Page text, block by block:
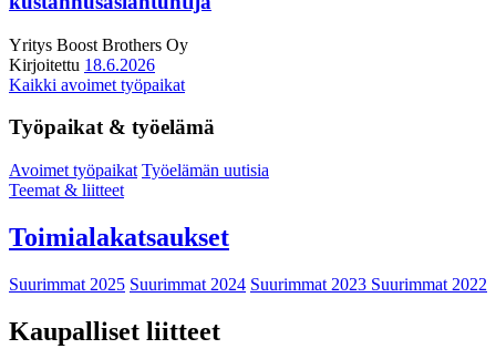
Yritys Boost Brothers Oy
Kirjoitettu 18.6.2026
Kaikki avoimet työpaikat
Työpaikat & työelämä
Avoimet työpaikat Työelämän uutisia
Teemat & liitteet
Toimialakatsaukset
Suurimmat 2025 Suurimmat 2024 Suurimmat 2023 Suurimmat 2022
Kaupalliset liitteet